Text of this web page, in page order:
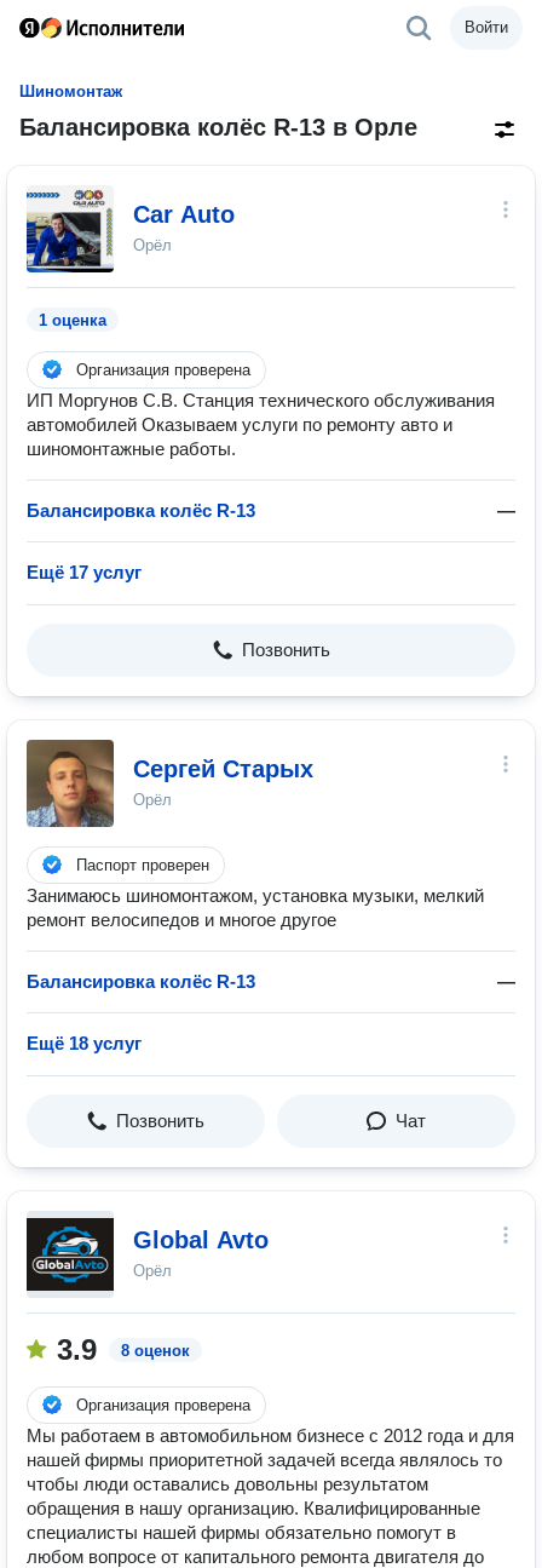
Войти
Шиномонтаж
Балансировка колёс R-13 в Орле
Car Auto
Орёл
1 оценка
Организация проверена
ИП Моргунов С.В. Станция технического обслуживания
автомобилей Оказываем услуги по ремонту авто и
шиномонтажные работы.
Балансировка колёс R-13 —
Ещё 17 услуг
Позвонить
Сергей Старых
Орёл
Паспорт проверен
Занимаюсь шиномонтажом, установка музыки, мелкий
ремонт велосипедов и многое другое
Балансировка колёс R-13 —
Ещё 18 услуг
Позвонить Чат
Global Avto
Орёл
3.9 8 оценок
Организация проверена
Мы работаем в автомобильном бизнесе с 2012 года и для
нашей фирмы приоритетной задачей всегда являлось то
чтобы люди оставались довольны результатом
обращения в нашу организацию. Квалифицированные
специалисты нашей фирмы обязательно помогут в
любом вопросе от капитального ремонта двигателя до